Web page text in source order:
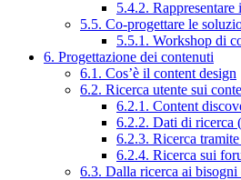
5.4.2.
5.5. Co-progettare le
5.5.1. Workshop di
6. Progettazione dei contenuti
6.1. Cos’è il content design
6.2. Ricerca utente sui
6.2.1. Content
6.2.2. Dati di ricerca
6.2.3. Ricerca
6.2.4. Ricerca sui
6.3. Dalla ricerca ai bisogni